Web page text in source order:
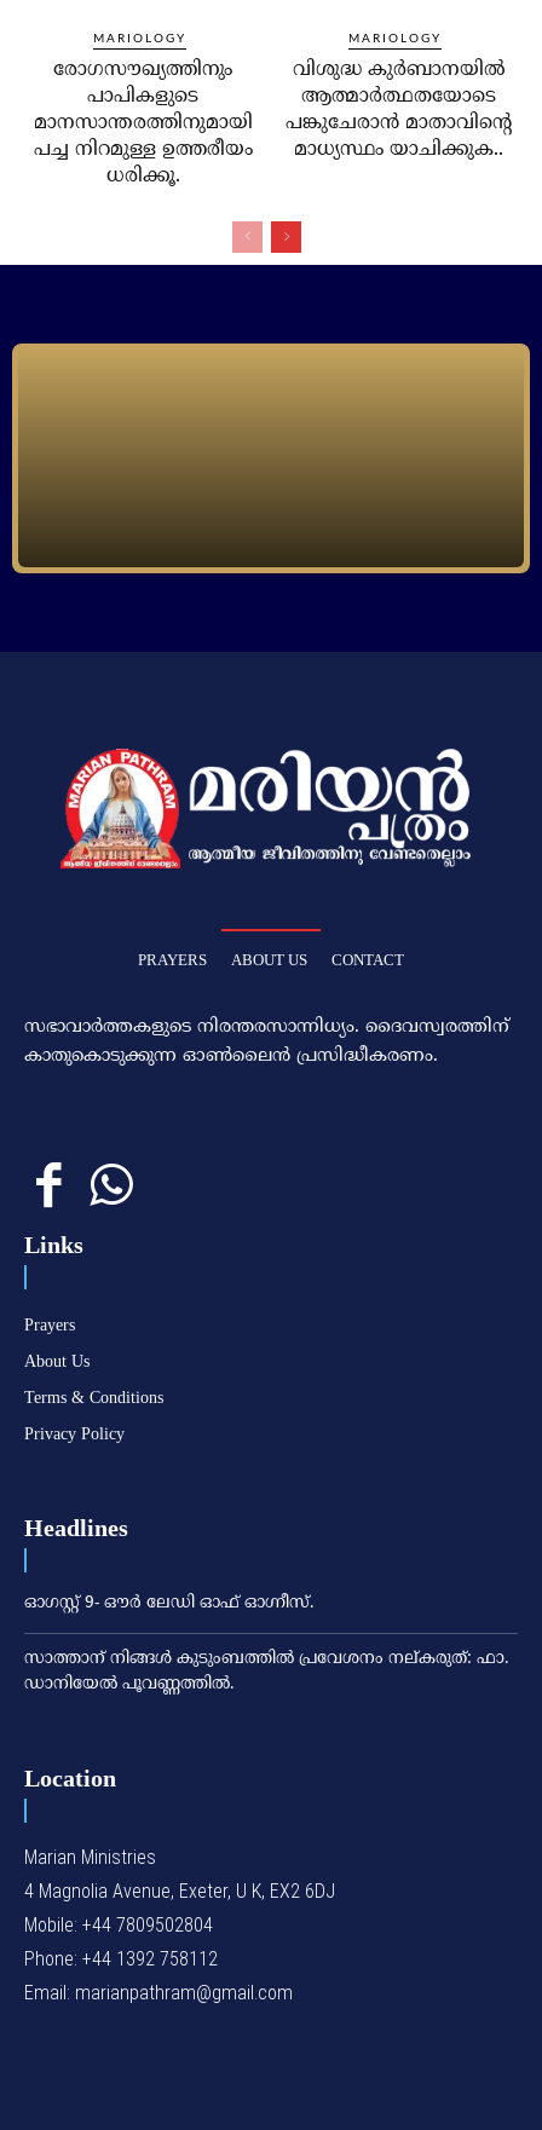
MARIOLOGY
രോഗസൗഖ്യത്തിനും
പാപികളുടെ
മാനസാന്തരത്തിനുമായി
പച്ച നിറമുള്ള ഉത്തരീയം
ധരിക്കൂ.
MARIOLOGY
വിശുദ്ധ കുര്‍ബാനയില്‍
ആത്മാര്‍ത്ഥതയോടെ
പങ്കുചേരാന്‍ മാതാവിന്റെ
മാധ്യസ്ഥം യാചിക്കുക..
PRAYERS ABOUT US CONTACT
സഭാവാര്‍ത്തകളുടെ നിരന്തരസാന്നിധ്യം. ദൈവസ്വരത്തിന്‌
കാതുകൊടുക്കുന്ന ഓണ്‍ലൈന്‍ പ്രസിദ്ധീകരണം.
Links
Prayers
About Us
Terms & Conditions
Privacy Policy
Headlines
ഓഗസ്റ്റ് 9- ഔര്‍ ലേഡി ഓഫ് ഓഗ്നീസ്.
സാത്താന് നിങ്ങള്‍ കുടുംബത്തില്‍ പ്രവേശനം നല്കരുത്: ഫാ.
ഡാനിയേല്‍ പൂവണ്ണത്തില്‍.
Location
Marian Ministries
4 Magnolia Avenue, Exeter, U K, EX2 6DJ
Mobile: +44 7809502804
Phone: +44 1392 758112
Email: marianpathram@gmail.com